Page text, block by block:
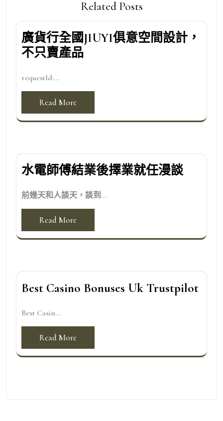
Related Posts
廣貨行全國JIUYI俱意空間設計，
不只賣產品
requestId:...
Read More
水電師傅結業後擇業就任漫談
前幾天和人談天，談到...
Read More
Best Casino Bonuses Uk Trustpilot
Best Casin...
Read More